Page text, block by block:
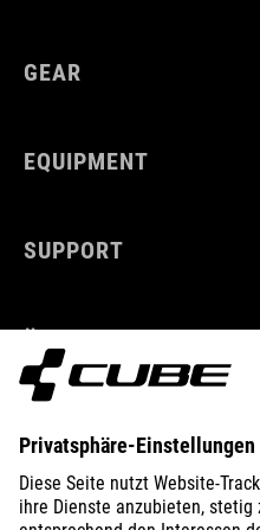
GEAR
EQUIPMENT
SUPPORT
ENTDECKEN